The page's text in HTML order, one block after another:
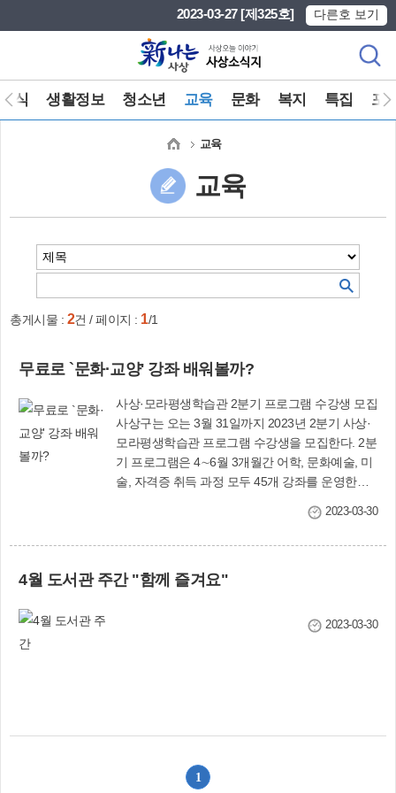
2023-03-27 [제325호] 다른호 보기
식 생활정보 청소년 교육 문화 복지 특집 포
교육
교육
총게시물 : 2건 / 페이지 : 1/1
무료로 `문화·교양' 강좌 배워볼까?
사상·모라평생학습관 2분기 프로그램 수강생 모집
사상구는 오는 3월 31일까지 2023년 2분기 사상·
모라평생학습관 프로그램 수강생을 모집한다. 2분
기 프로그램은 4∼6월 3개월간 어학, 문화예술, 미
술, 자격증 취득 과정 모두 45개 강좌를 운영한다.
수강료는 없으며 교재비와 재료비는 본인 부담.
2023-03-30
4월 도서관 주간 "함께 즐겨요"
2023-03-30
1